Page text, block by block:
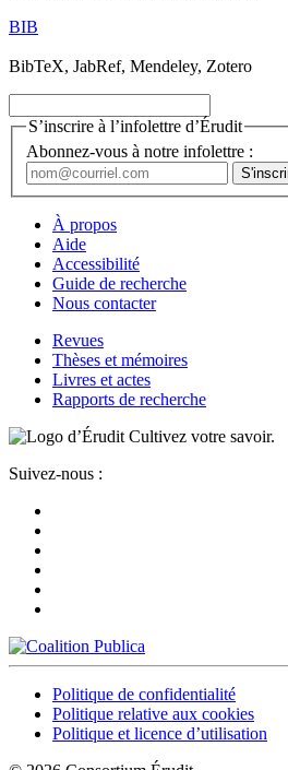
BIB
BibTeX, JabRef, Mendeley, Zotero
S’inscrire à l’infolettre d’Érudit
Abonnez-vous à notre infolettre :
À propos
Aide
Accessibilité
Guide de recherche
Nous contacter
Revues
Thèses et mémoires
Livres et actes
Rapports de recherche
Cultivez votre savoir.
Suivez-nous :
Politique de confidentialité
Politique relative aux cookies
Politique et licence d’utilisation